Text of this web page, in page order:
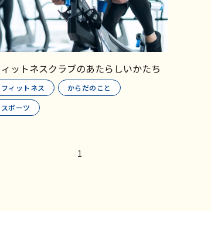
ットネスクラブのあたらしいかたち
フィットネス
からだのこと
スポーツ
1